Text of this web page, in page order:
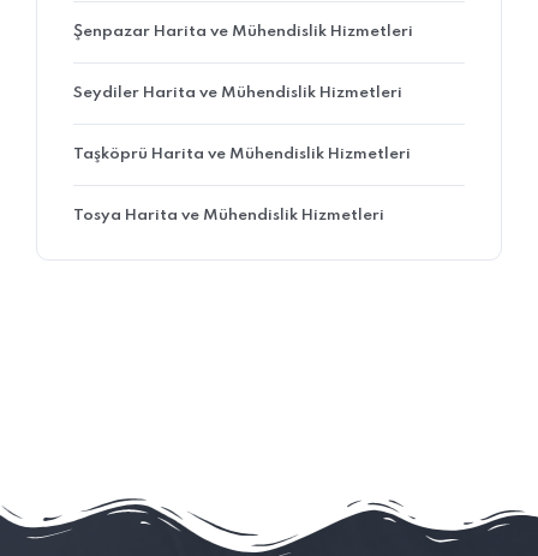
Şenpazar Harita ve Mühendislik Hizmetleri
Seydiler Harita ve Mühendislik Hizmetleri
Taşköprü Harita ve Mühendislik Hizmetleri
Tosya Harita ve Mühendislik Hizmetleri